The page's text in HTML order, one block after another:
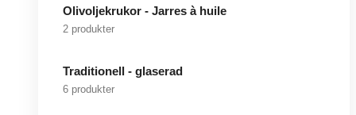
Olivoljekrukor - Jarres à huile
2 produkter
Traditionell - glaserad
6 produkter